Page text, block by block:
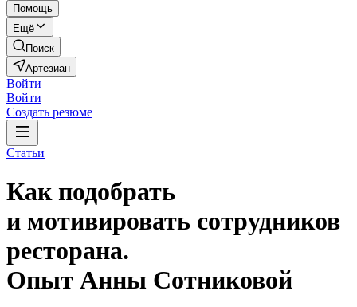
Помощь
Ещё
Поиск
Артезиан
Войти
Войти
Создать резюме
Статьи
Как подобрать
и мотивировать сотрудников
ресторана.
Опыт Анны Сотниковой